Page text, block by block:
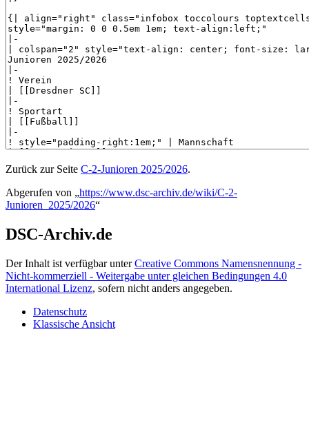
Zurück zur Seite C-2-Junioren 2025/2026.
Abgerufen von „https://www.dsc-archiv.de/wiki/C-2-
Junioren_2025/2026“
DSC-Archiv.de
Der Inhalt ist verfügbar unterCreative Commons Namensnennung -
Nicht-kommerziell - Weitergabe unter gleichen Bedingungen 4.0
International Lizenz, sofern nicht anders angegeben.
Datenschutz
Klassische Ansicht